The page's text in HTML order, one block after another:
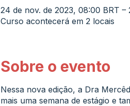
24 de nov. de 2023, 08:00 BRT
Curso acontecerá em 2 locais
Sobre o evento
Nessa nova edição, a Dra
mais uma semana de estágio e